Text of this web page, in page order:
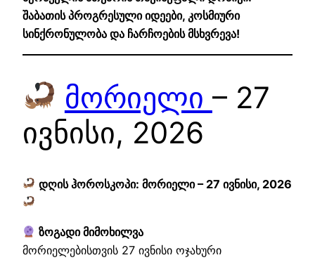
შაბათის პროგრესული იდეები, კოსმიური
სინქრონულობა და ჩარჩოების მსხვრევა!
მორიელი – 27
ივნისი, 2026
დღის ჰოროსკოპი: მორიელი – 27 ივნისი, 2026
ზოგადი მიმოხილვა
მორიელებისთვის 27 ივნისი ოჯახური